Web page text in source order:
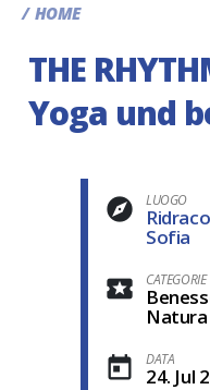
HOME
THE
Yoga und
LUOGO
Sofia
CATEGORIE
Natura
DATA
24. Jul